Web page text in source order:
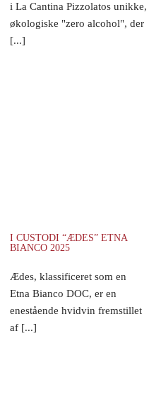
i La Cantina Pizzolatos unikke,
økologiske "zero alcohol", der
[...]
I CUSTODI “ÆDES” ETNA
BIANCO 2025
Ædes, klassificeret som en
Etna Bianco DOC, er en
enestående hvidvin fremstillet
af [...]